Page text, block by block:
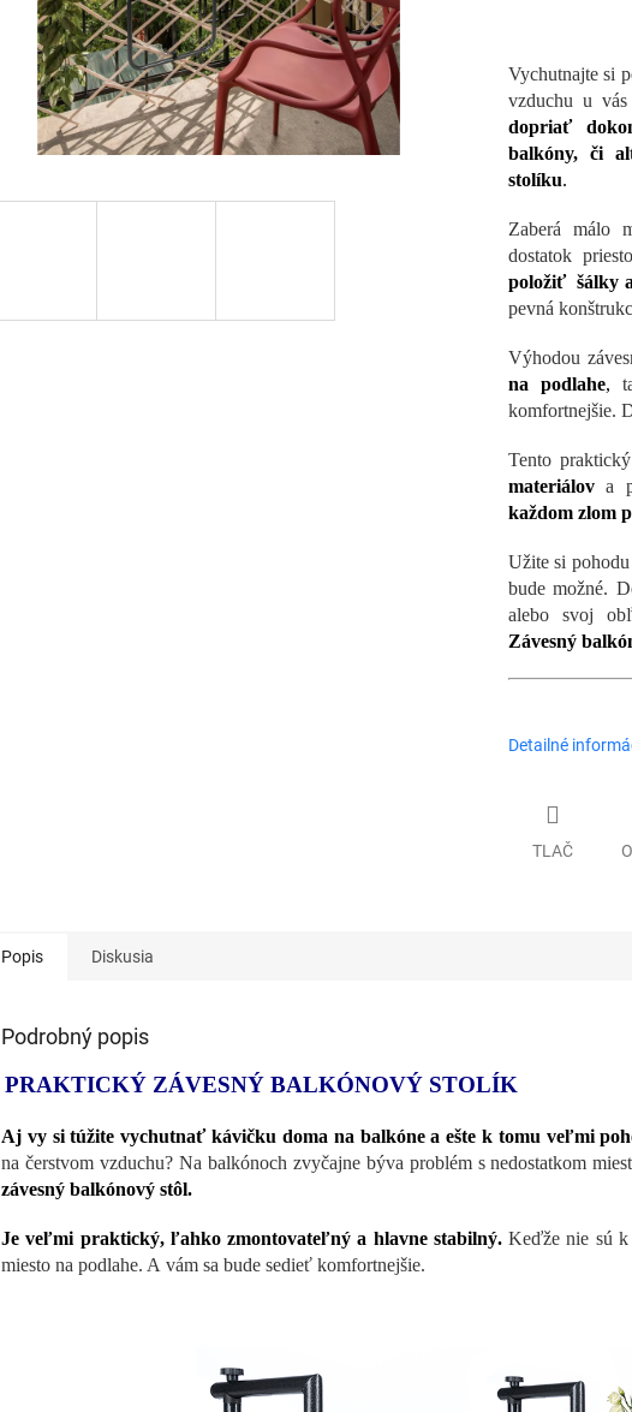
Vychutnajte si
vzduchu u
dopriať
balkóny, či
stolíku.
Zaberá málo
dostatok
položiť šálky
pevná
Výhodou
na podlahe,
komfortnejšie.
Tento
materiálov a
každom zlom
Užite si
bude možné.
alebo svoj
Závesný
Detailné
TLAČ
Popis Diskusia
Podrobný popis
PRAKTICKÝ ZÁVESNÝ BALKÓNOVÝ STOLÍK
Aj vy si túžite vychutnať kávičku doma na balkóne a ešte k tomu veľmi
na čerstvom vzduchu? Na balkónoch zvyčajne býva problém s nedostatkom
závesný balkónový stôl.
Je veľmi praktický, ľahko zmontovateľný a hlavne stabilný.Keďže nie sú k
miesto na podlahe. A vám sa bude sedieť komfortnejšie.